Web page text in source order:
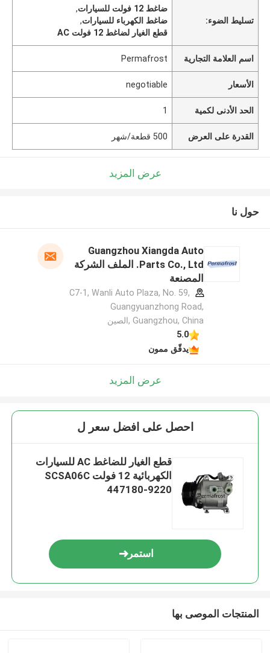
تسليط الضوء:
ضاغط 12 فولت للسيارات
,
ضاغط الكهرباء للسيارات,
قطع الغيار لضاغط 12 فولت AC
اسم العلامة التجارية Permafrost
الأسعار negotiable
الحد الأدنى لكمية 1
القدرة على العرض 500 قطعة/شهر
عرض المزيد
حول نا
Guangzhou Xiangda Auto
Parts Co., Ltd. الملف الشركة
المصنعة
C7-1, Wanli Auto Plaza, No. 59,
Guangyuanzhong Road,
Guangzhou, China ,الصين
5.0
يدقّق ممون
عرض المزيد
احصل على افضل سعر ل
قطع الغيار للضاغط AC للسيارات
الكهربائية 12 فولت SCSA06C
447180-9220
استمر
المنتجات الموصى بها